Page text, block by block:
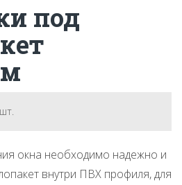
под
окна необходимо надежно и
внутри ПВХ профиля, для